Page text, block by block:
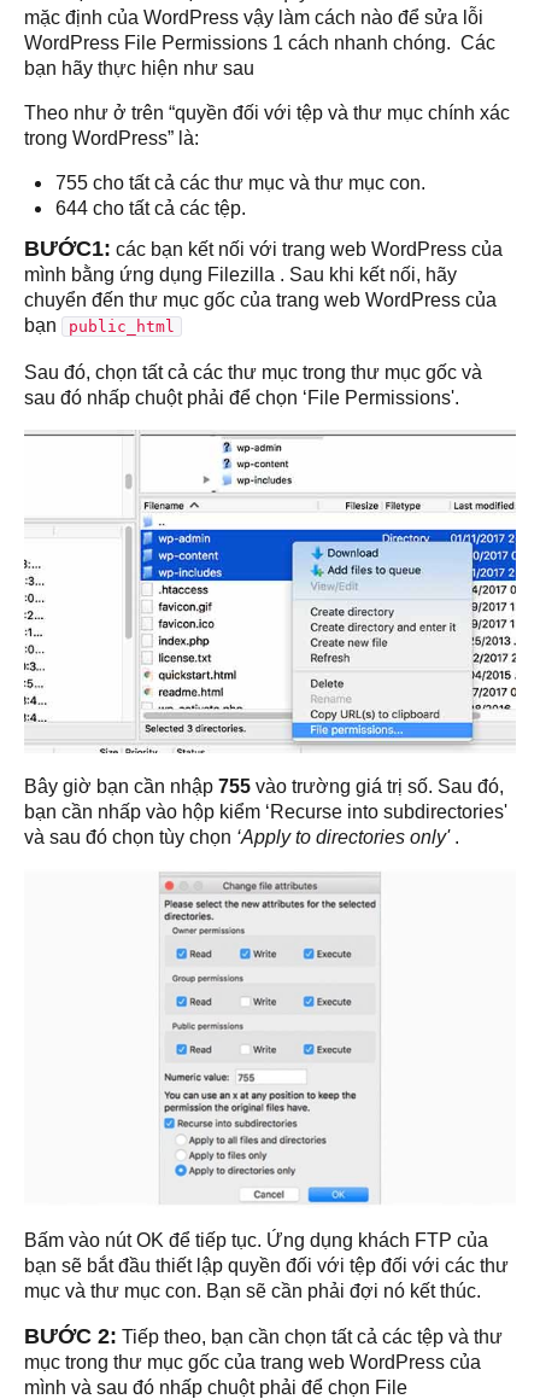
mặc định của WordPress vậy làm cách nào để sửa lỗi
WordPress File Permissions 1 cách nhanh chóng. Các
bạn hãy thực hiện như sau
Theo như ở trên “quyền đối với tệp và thư mục chính xác
trong WordPress” là:
755 cho tất cả các thư mục và thư mục con.
644 cho tất cả các tệp.
BƯỚC1: các bạn kết nối với trang web WordPress của
mình bằng ứng dụng Filezilla . Sau khi kết nối, hãy
chuyển đến thư mục gốc của trang web WordPress của
bạn
public_html
Sau đó, chọn tất cả các thư mục trong thư mục gốc và
sau đó nhấp chuột phải để chọn ‘File Permissions'.
Bây giờ bạn cần nhập 755 vào trường giá trị số. Sau đó,
bạn cần nhấp vào hộp kiểm ‘Recurse into subdirectories'
và sau đó chọn tùy chọn ‘Apply to directories only'.
Bấm vào nút OK để tiếp tục. Ứng dụng khách FTP của
bạn sẽ bắt đầu thiết lập quyền đối với tệp đối với các thư
mục và thư mục con. Bạn sẽ cần phải đợi nó kết thúc.
BƯỚC 2: Tiếp theo, bạn cần chọn tất cả các tệp và thư
mục trong thư mục gốc của trang web WordPress của
mình và sau đó nhấp chuột phải để chọn File